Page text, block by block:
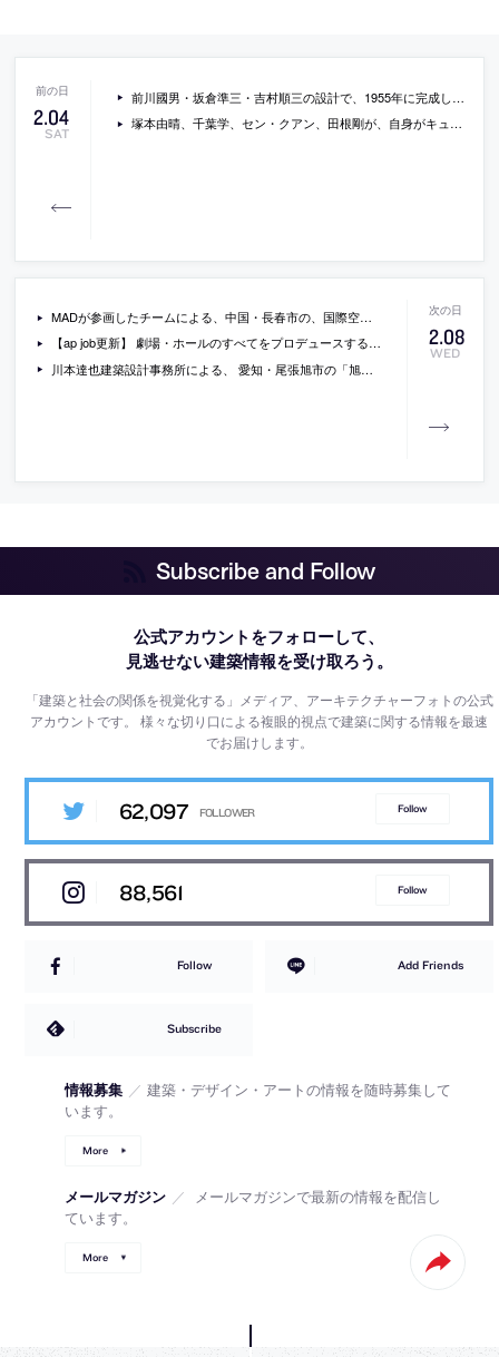
2.04
SAT
前川國男・坂倉準三・吉村順三の設計で、1955年に完成した“国際文化会館”のドキュメンタリー「THREE ARCHITECTS」。青木淳・藤森照信・皆川明らへのインタビューも収録
塚本由晴、千葉学、セン・クアン、田根剛が、自身がキュレーションしたギャラリー・間での建築展「How is Life?」の出展作品を解説している動画
2.08
WED
MADが参画したチームによる、中国・長春市の、国際空港の新ターミナル。豊かな自然資源に囲まれる地域に計画。地域特徴の反映した都市の公共空間を目指し、光を取り込み植栽や水景を配した“ガーデンエアポート”を志向。鉄道駅舎を“シームレス”に組込んで交通利便性も向上
【ap job更新】 劇場・ホールのすべてをプロデュースする「株式会社シアターワークショップ」が、施設計画（ハード）コンサルティングスタッフを募集中
川本達也建築設計事務所による、 愛知・尾張旭市の「旭ケ丘の家」。“将来的に除却可能な構造”の規制がある傾斜地に計画。一般解の“RC造”でない方法を求め、施工にも寄与する“幅15m”の量塊が跳ね出す“木造”建築を考案。諸機能を公道側に集め設備の合理性も高める
Subscribe and Follow
公式アカウントをフォローして、
見逃せない建築情報を受け取ろう。
「建築と社会の関係を視覚化する」メディア、アーキテクチャーフォトの公式
アカウントです。様々な切り口による複眼的視点で建築に関する情報を最速
でお届けします。
62,097 Follow
88,561 Follow
Follow Add Friends
Subscribe
情報募集 ／ 建築・デザイン・アートの情報を随時募集して
います。
More
メールマガジン ／
メールマガジンで最新の情報を配信し
ています。
More